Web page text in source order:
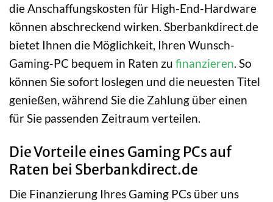
die Anschaffungskosten für High-End-Hardware
können abschreckend wirken. Sberbankdirect.de
bietet Ihnen die Möglichkeit, Ihren Wunsch-
Gaming-PC bequem in Raten zu finanzieren . So
können Sie sofort loslegen und die neuesten Titel
genießen, während Sie die Zahlung über einen
für Sie passenden Zeitraum verteilen.
Die Vorteile eines Gaming PCs auf
Raten bei Sberbankdirect.de
Die Finanzierung Ihres Gaming PCs über uns